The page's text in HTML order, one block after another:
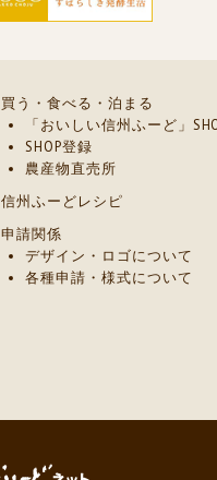
買う・食べる・泊まる
「おいしい信州ふーど」
SHOP登録
農産物直売所
信州ふーどレシピ
申請関係
デザイン・ロゴについて
各種申請・様式について